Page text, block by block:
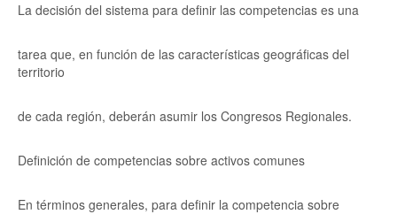
La decisión del sistema para definir las competencias es una
tarea que, en función de las características geográficas del
territorio
de cada región, deberán asumir los Congresos Regionales.
Definición de competencias sobre activos comunes
En términos generales, para definir la competencia sobre